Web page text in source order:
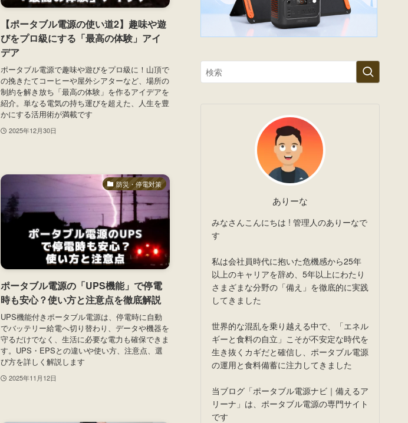
【ポータブル電源の使い道2】趣味や遊
びをプロ級にする「最高の体験」アイ
デア
ポータブル電源で趣味や遊びをプロ級に！山頂で
の挽きたてコーヒーや屋外シアターなど、場所の
制約を解き放ち「最高の体験」を作るアイデアを
紹介。単なる電気の持ち運びを超えた、人生を豊
かにする活用術が満載です
2025年12月30日
防災・停電対策
ポータブル電源の「UPS機能」で停電
時も安心？使い方と注意点を徹底解説
UPS機能付きポータブル電源は、停電時に自動
でバッテリー給電へ切り替わり、データや機器を
守るだけでなく、生活に必要な電力も確保できま
す。UPS・EPSとの違いや使い方、注意点、選
び方を詳しく解説します
2025年11月12日
ありーな
みなさんこんにちは ! 管理人のありーなで
す
私は会社員時代に抱いた危機感から25年
以上のキャリアを辞め、5年以上にわたり
さまざまな分野の「備え」を徹底的に実践
してきました
世界的な混乱を乗り越える中で、「エネル
ギーと食料の自立」こそが不安定な時代を
生き抜くカギだと確信し、ポータブル電源
の運用と食料備蓄に注力してきました
当ブログ「ポータブル電源ナビ｜備えるア
リーナ」は、ポータブル電源の専門サイト
です